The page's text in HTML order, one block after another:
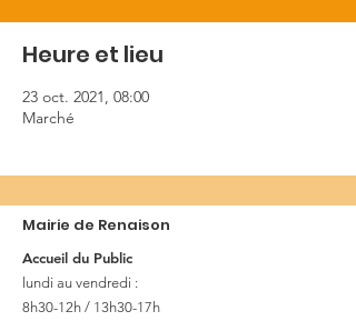
Heure et lieu
23 oct. 2021, 08:00
Marché
Mairie de Renaison
Accueil du Public
lundi au vendredi :
8h30-12h / 13h30-17h